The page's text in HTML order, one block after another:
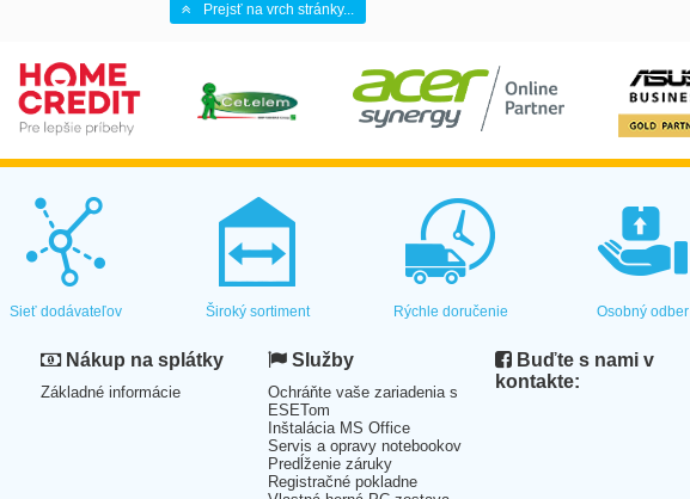
Prejsť na vrch stránky...
Sieť dodávateľov Široký sortiment Rýchle doručenie Osobný odber
Nákup na splátky
Základné informácie
Služby
Ochráňte vaše zariadenia s
ESETom
Inštalácia MS Office
Servis a opravy notebookov
Predĺženie záruky
Registračné pokladne
Buďte s nami v
kontakte: